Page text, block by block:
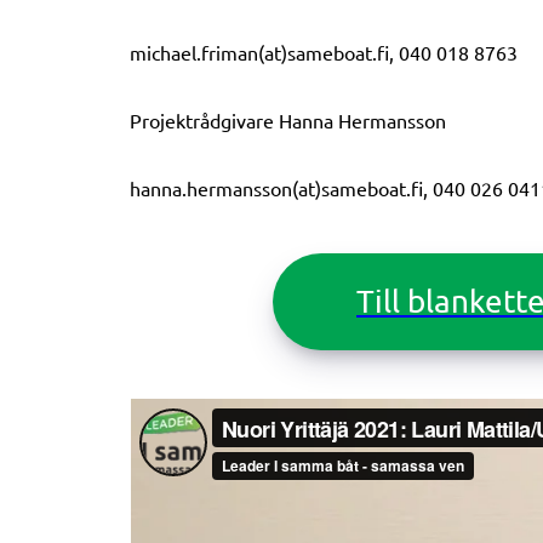
michael.friman(at)sameboat.fi, 040 018 8763
Projektrådgivare Hanna Hermansson
hanna.hermansson(at)sameboat.fi, 040 026
Till